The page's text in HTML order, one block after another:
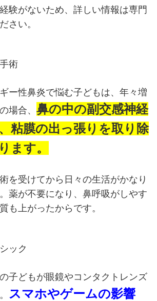
験がないため、詳しい情報は専門
さい。
術
ー性鼻炎で悩む子どもは、年々増
場合、 鼻の中の副交感神経
粘膜の出っ張りを取り除
ます。
を受けてから日々の生活がかなり
薬が不要になり、鼻呼吸がしやす
も上がったからです。
ック
子どもが眼鏡やコンタクトレンズ
スマホやゲームの影響